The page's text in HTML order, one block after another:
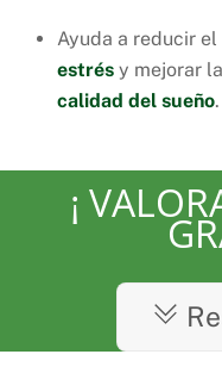
Ayuda a reducir el
estrés y mejorar la
calidad del sueño.
¡